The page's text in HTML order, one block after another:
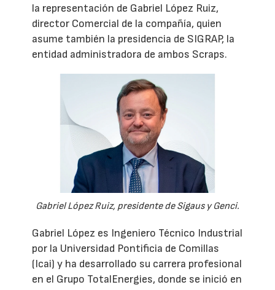
la representación de Gabriel López Ruiz,
director Comercial de la compañía, quien
asume también la presidencia de SIGRAP, la
entidad administradora de ambos Scraps.
Gabriel López Ruiz, presidente de Sigaus y Genci.
Gabriel López es Ingeniero Técnico Industrial
por la Universidad Pontificia de Comillas
(Icai) y ha desarrollado su carrera profesional
en el Grupo TotalEnergies, donde se inició en